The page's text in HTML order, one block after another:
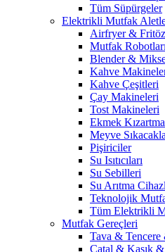
Tüm Süpürgeler
Elektrikli Mutfak
Airfryer &
Mutfak Robotları
Blender &
Kahve
Kahve Çeşitleri
Çay Makineleri
Tost Makineleri
Ekmek
Meyve
Pişiriciler
Su Isıtıcıları
Su Sebilleri
Su Arıtma
Teknolojik
Tüm Elektrikli
Mutfak Gereçleri
Tava &
Çatal & Kaşık &